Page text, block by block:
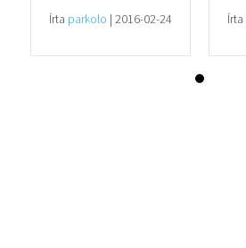
Írta parkolo | 2016-02-24 Írta